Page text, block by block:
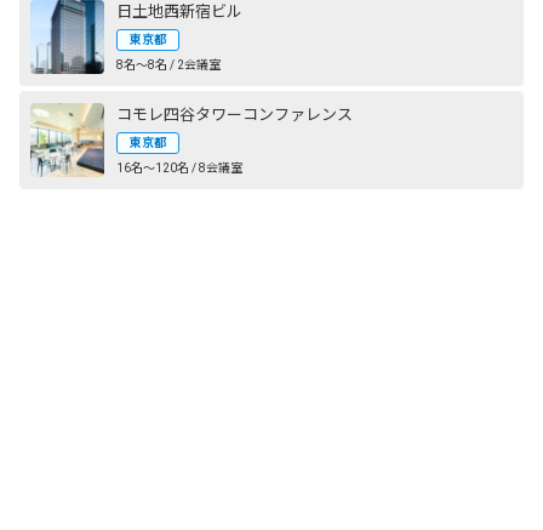
日土地西新宿ビル
東京都
8名〜8名 / 2会議室
コモレ四谷タワーコンファレンス
東京都
16名〜120名 / 8会議室